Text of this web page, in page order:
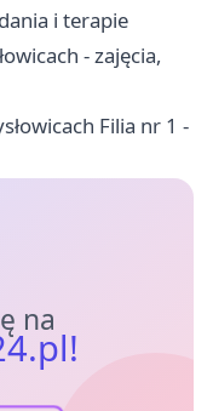
i terapie
- zajęcia,
Filia nr 1 -
na